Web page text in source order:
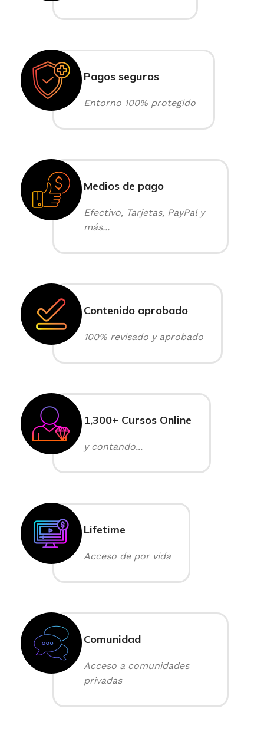
Pagos seguros
Entorno 100% protegido
Medios de pago
Efectivo, Tarjetas, PayPal y
más...
Contenido aprobado
100% revisado y aprobado
1,300+ Cursos Online
y contando...
Lifetime
Acceso de por vida
Comunidad
Acceso a comunidades
privadas